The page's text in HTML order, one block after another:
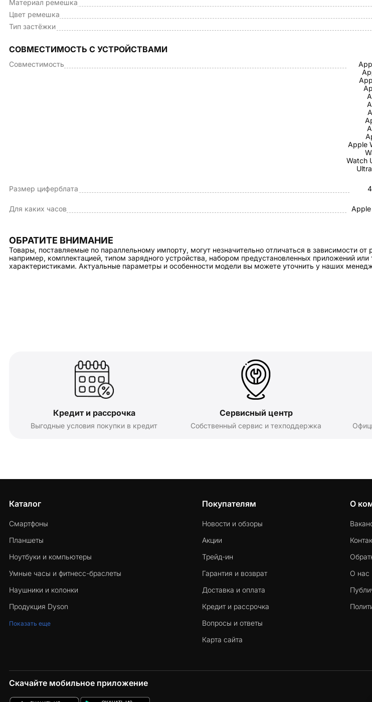
Материал ремешка
Цвет ремешка
Тип застёжки
СОВМЕСТИМОСТЬ С УСТРОЙСТВАМИ
Совместимость
Apple
Watch
Размер циферблата
Для каких часов
ОБРАТИТЕ ВНИМАНИЕ
Товары, поставляемые по параллельному импорту, могут незначительно отличаться в зависимости от
например, комплектацией, типом зарядного устройства, набором предустановленных приложений или
характеристиками. Актуальные параметры и особенности модели вы можете уточнить у наших
Кредит и рассрочка
Выгодные условия покупки в кредит
Сервисный центр
Собственный сервис и техподдержка
Каталог
Смартфоны
Планшеты
Ноутбуки и компьютеры
Умные часы и фитнесс-браслеты
Наушники и колонки
Продукция Dyson
Показать еще
Покупателям
Новости и обзоры
Акции
Трейд-ин
Гарантия и возврат
Доставка и оплата
Кредит и рассрочка
Вопросы и ответы
Карта сайта
О
О нас
Скачайте мобильное приложение